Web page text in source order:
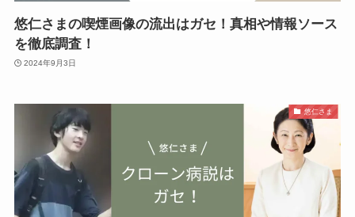
悠仁さまの喫煙画像の流出はガセ！真相や情報ソース
を徹底調査！
2024年9月3日
悠仁さま